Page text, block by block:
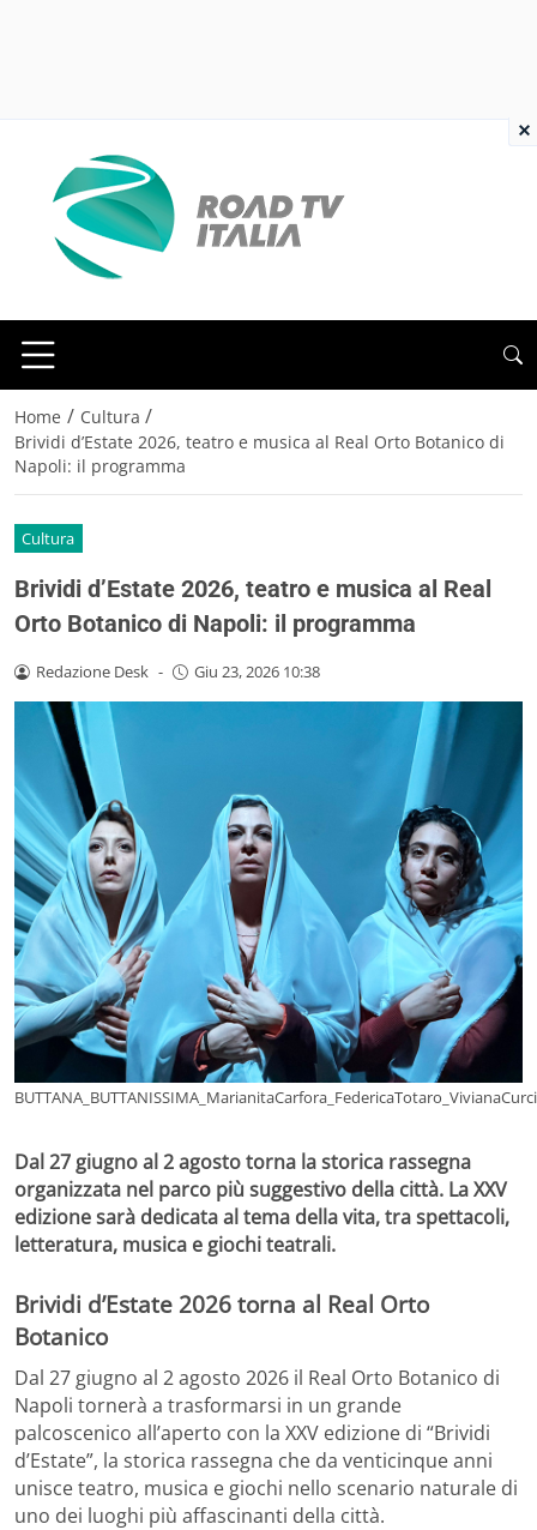
Home / Cultura /
Brividi d’Estate 2026, teatro e musica al Real Orto Botanico di
Napoli: il programma
Cultura
Brividi d’Estate 2026, teatro e musica al Real
Orto Botanico di Napoli: il programma
Redazione Desk - Giu 23, 2026 10:38
Dal 27 giugno al 2 agosto torna la storica rassegna
organizzata nel parco più suggestivo della città. La XXV
edizione sarà dedicata al tema della vita, tra spettacoli,
letteratura, musica e giochi teatrali.
Brividi d’Estate 2026 torna al Real Orto
Botanico
Dal 27 giugno al 2 agosto 2026 il Real Orto Botanico di
Napoli tornerà a trasformarsi in un grande
palcoscenico all’aperto con la XXV edizione di “Brividi
d’Estate”, la storica rassegna che da venticinque anni
unisce teatro, musica e giochi nello scenario naturale di
uno dei luoghi più affascinanti della città.
×